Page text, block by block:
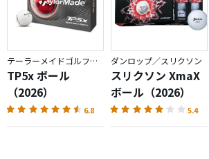
テーラーメイドゴルフ／TP5
TP5x ボール
（2026）
6.8
ダンロップ／スリクソン
スリクソン XmaX
ボール（2026）
5.4